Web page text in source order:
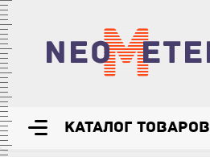
КАТАЛОГ ТОВАРОВ